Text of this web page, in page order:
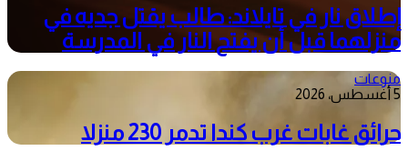
إطلاق نار في تايلاند: طالب يقتل جديه في
منزلهما قبل أن يفتح النار في المدرسة
منوعات
5 أغسطس، 2026
حرائق غابات غرب كندا تدمر 230 منزلا